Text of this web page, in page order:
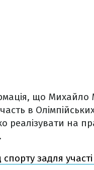
що Михайло
в
реалізувати на
.
задля участі